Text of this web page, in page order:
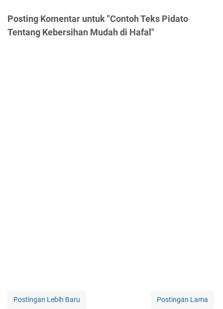
Posting Komentar untuk "Contoh Teks Pidato
Tentang Kebersihan Mudah di Hafal"
Postingan Lebih Baru Postingan Lama